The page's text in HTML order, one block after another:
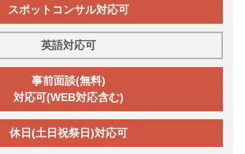
スポットコンサル対応可
英語対応可
事前面談(無料)
対応可(WEB対応含む)
休日(土日祝祭日)対応可